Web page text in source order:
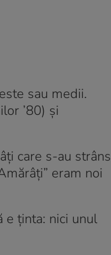
sau medii.
’80) și
care s-au strâns
eram noi
e ținta: nici unul